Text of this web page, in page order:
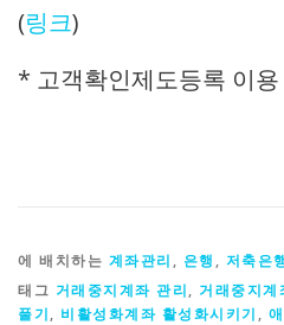
(링크)
* 고객확인제도등록 이
에 배치하는 계좌관리 , 은행 , 저축은
태그 거래중지계좌 관리, 거래중지
풀기, 비활성화계좌 활성화시키기 ,